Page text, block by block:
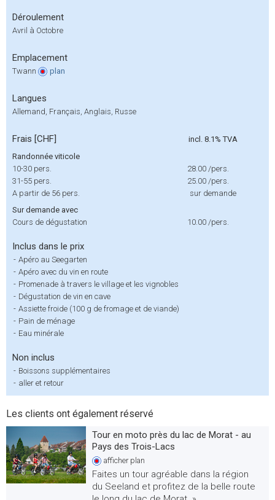
Déroulement
Avril à Octobre
Emplacement
Twann plan
Langues
Allemand, Français, Anglais, Russe
Frais [CHF]
incl. 8.1% TVA
Randonnée viticole
10-30 pers.
28.00 /pers.
31-55 pers.
25.00 /pers.
A partir de 56 pers.
sur demande
Sur demande avec
Cours de dégustation
10.00 /pers.
Inclus dans le prix
- Apéro au Seegarten
- Apéro avec du vin en route
- Promenade à travers le village et les vignobles
- Dégustation de vin en cave
- Assiette froide (100 g de fromage et de viande)
- Pain de ménage
- Eau minérale
Non inclus
- Boissons supplémentaires
- aller et retour
Les clients ont également réservé
Tour en moto près du lac de Morat - au
Pays des Trois-Lacs
afficherplan
Faites un tour agréable dans la région
du Seeland et profitez de la belle route